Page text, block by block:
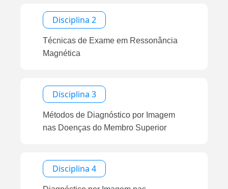
Disciplina 2
Técnicas de Exame em Ressonância
Magnética
Disciplina 3
Métodos de Diagnóstico por Imagem
nas Doenças do Membro Superior
Disciplina 4